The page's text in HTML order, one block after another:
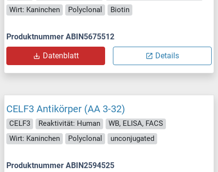
Wirt: Kaninchen
Polyclonal Biotin
Produktnummer ABIN5675512
Datenblatt Details
CELF3 Antikörper (AA 3-32)
CELF3 Reaktivität: Human
WB, ELISA, FACS
Wirt: Kaninchen
Polyclonal unconjugated
Produktnummer ABIN2594525